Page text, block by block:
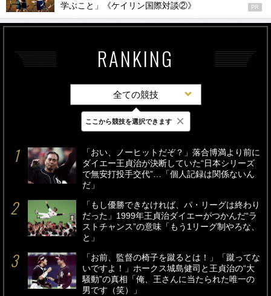
学ぶこと」《ケイリン国際対談②》 PR
RANKING
全ての競技
最新 24時間 週間
「おい、ノーヒットだぞ？」落合博満より前に
ダイエー王貞治が決断していた“日本シリーズ
で無安打投手交代”…「個人記録は関係ないん
だ」
「もし優勝できなければ、パ・リーグは終わり
だった」1999年王貞治ダイエーがつかんだ“ラ
ストチャンス”の意味「もう1リーグ制やろな、
と」
「お前、監督の椅子を蹴るとは！」「蹴ってな
いですよ！」ホークス城島健司と王貞治の“大
騒動”の真相「俺、王さんに当たられた唯一の
男です（笑）」
ここから競技を選択できます ×